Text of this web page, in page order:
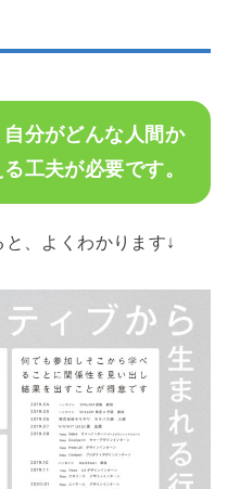
分がどんな人間か
工夫が必要です。
、よくわかります↓